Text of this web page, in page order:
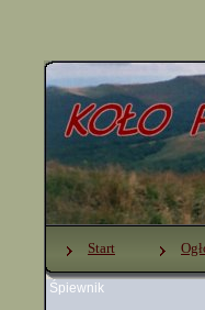
Śpiewnik
Start